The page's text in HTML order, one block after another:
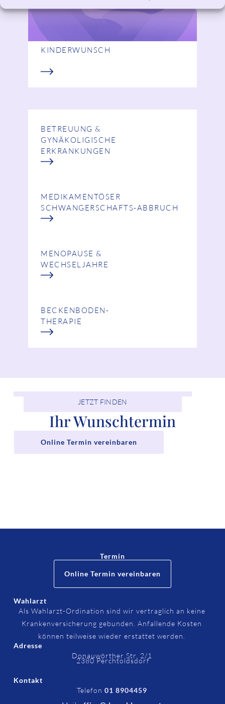
KINDERWUNSCH
BETREUUNG &
GYNÄKOLIGISCHE
ERKRANKUNGEN
MEDIKAMENTÖSER
SCHWANGERSCHAFTS-ABBRUCH
MENOPAUSE &
WECHSELJAHRE
BECKENBODEN-
THERAPIE
JETZT FINDEN
Ihr Wunschtermin
Online Termin vereinbaren
Termin
Online Termin vereinbaren
Wahlarzt
Als Wahlarzt-Ordination sind wir vertraglich an keine
Krankenversicherung gebunden. Anfallende Kosten
können teilweise wieder erstattet werden.
Adresse
Donauwörther Str. 2/1
2380 Perchtoldsdorf
Kontakt
Telefon 01 8904459